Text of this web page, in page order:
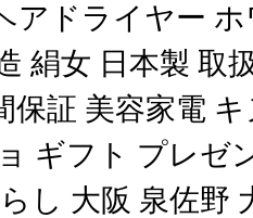
アドライヤー ホ
絹女 日本製 取
保証 美容家電 キ
ギフト プレゼ
し 大阪 泉佐野